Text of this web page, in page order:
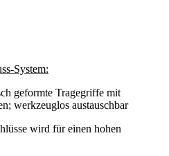
System:
geformte Tragegriffe mit
werkzeuglos austauschbar
wird für einen hohen